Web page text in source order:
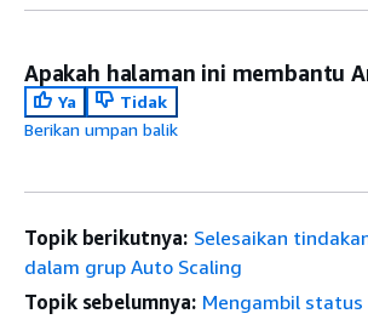
Apakah halaman ini membantu
Ya
Tidak
Berikan umpan balik
Topik berikutnya: Selesaikan
dalam grup Auto Scaling
Topik sebelumnya: Mengambil status